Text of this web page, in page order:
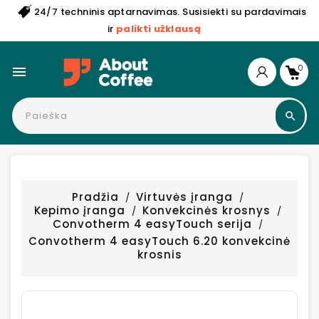
24/7 techninis aptarnavimas. Susisiekti su pardavimais
ir palikti užklausą
 0
Pradžia
Virtuvės įranga
Kepimo įranga
Konvekcinės krosnys
Convotherm 4 easyTouch serija
Convotherm 4 easyTouch 6.20 konvekcinė
krosnis